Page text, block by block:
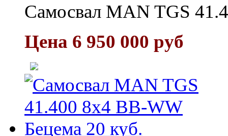
Самосвал MAN TGS
Цена 6 950 000 руб